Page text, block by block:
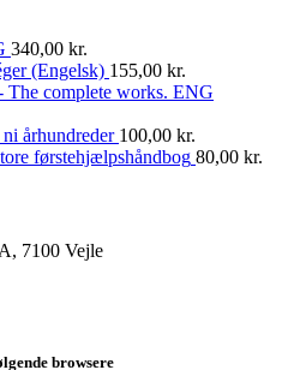
340,00 kr.
(Engelsk) 155,00 kr.
The complete works. ENG
århundreder 100,00 kr.
førstehjælpshåndbog 80,00 kr.
7100 Vejle
browsere